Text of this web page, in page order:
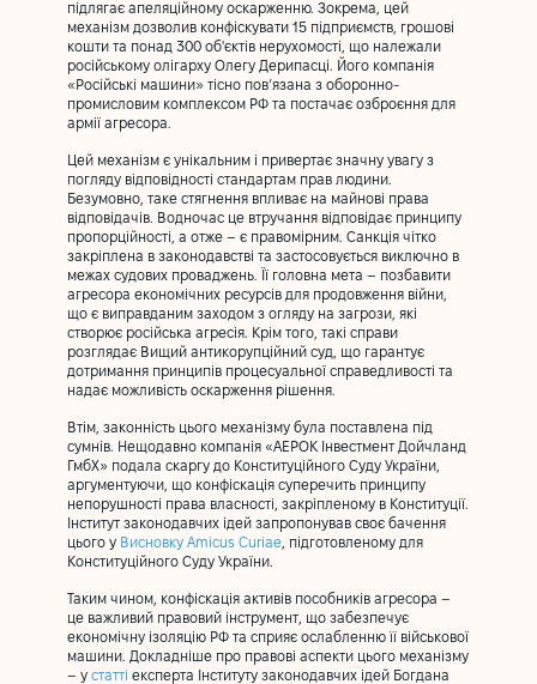
підлягає апеляційному оскарженню. Зокрема, цей
механізм дозволив конфіскувати 15 підприємств, грошові
кошти та понад 300 об'єктів нерухомості, що належали
російському олігарху Олегу Дерипасці. Його компанія
«Російські машини» тісно пов’язана з оборонно-
промисловим комплексом РФ та постачає озброєння для
армії агресора.
Цей механізм є унікальним і привертає значну увагу з
погляду відповідності стандартам прав людини.
Безумовно, таке стягнення впливає на майнові права
відповідачів. Водночас це втручання відповідає принципу
пропорційності, а отже – є правомірним. Санкція чітко
закріплена в законодавстві та застосовується виключно в
межах судових проваджень. Її головна мета – позбавити
агресора економічних ресурсів для продовження війни,
що є виправданим заходом з огляду на загрози, які
створює російська агресія. Крім того, такі справи
розглядає Вищий антикорупційний суд, що гарантує
дотримання принципів процесуальної справедливості та
надає можливість оскарження рішення.
Втім, законність цього механізму була поставлена під
сумнів. Нещодавно компанія «АЕРОК Інвестмент Дойчланд
ГмбХ» подала скаргу до Конституційного Суду України,
аргументуючи, що конфіскація суперечить принципу
непорушності права власності, закріпленому в Конституції.
Інститут законодавчих ідей запропонував своє бачення
цього у Висновку Amicus Curiae , підготовленому для
Конституційного Суду України.
Таким чином, конфіскація активів пособників агресора –
це важливий правовий інструмент, що забезпечує
економічну ізоляцію РФ та сприяє ослабленню її військової
машини. Докладніше про правові аспекти цього механізму
– у статті експерта Інституту законодавчих ідей Богдана